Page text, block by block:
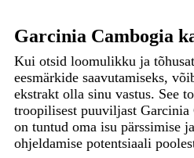
Garcinia Cambogia
Kui otsid loomulikku ja
eesmärkide saavutamiseks,
ekstrakt olla sinu vastus. See
troopilisest puuviljast Garcinia
on tuntud oma isu pärssimise
ohjeldamise potentsiaali